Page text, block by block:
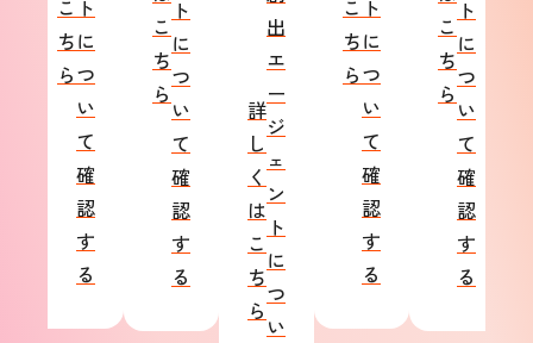
こ
ち
ら
ト
に
つ
い
て
確
認
す
る
こ
ち
ら
ト
に
つ
い
て
確
認
す
る
詳
し
く
は
こ
ち
ら
出
エ
ー
ジ
ェ
ン
ト
に
つ
い
こ
ち
ら
ト
に
つ
い
て
確
認
す
る
こ
ち
ら
ト
に
つ
い
て
確
認
す
る